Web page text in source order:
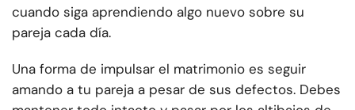
cuando siga aprendiendo algo nuevo sobre su
pareja cada día.
Una forma de impulsar el matrimonio es seguir
amando a tu pareja a pesar de sus defectos. Debes